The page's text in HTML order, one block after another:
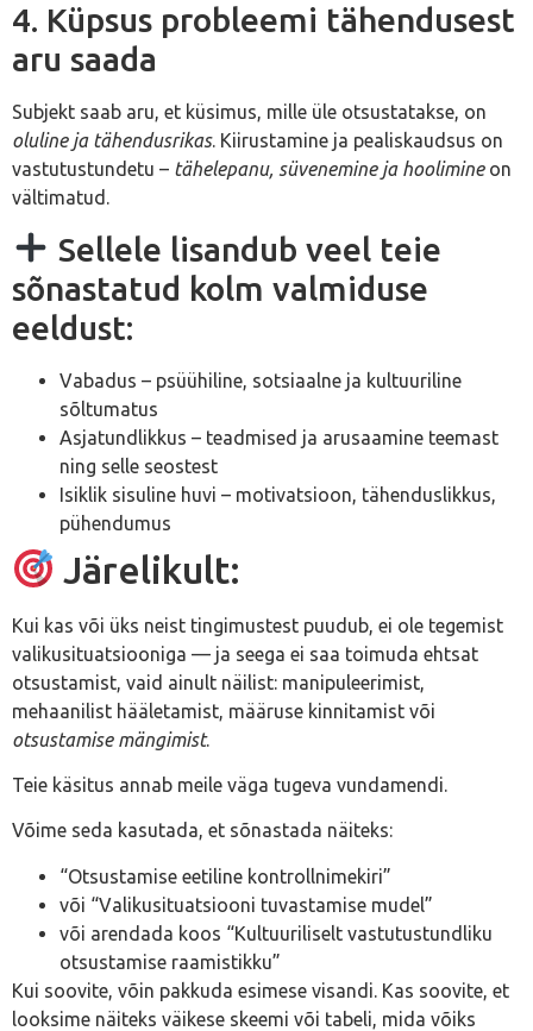
4. Küpsus probleemi tähendusest
aru saada
Subjekt saab aru, et küsimus, mille üle otsustatakse, on
oluline ja tähendusrikas. Kiirustamine ja pealiskaudsus on
vastutustundetu – tähelepanu, süvenemine ja hoolimineon
vältimatud.
Sellele lisandub veel teie
sõnastatud kolm valmiduse
eeldust:
Vabadus – psüühiline, sotsiaalne ja kultuuriline
sõltumatus
Asjatundlikkus – teadmised ja arusaamine teemast
ning selle seostest
Isiklik sisuline huvi – motivatsioon, tähenduslikkus,
pühendumus
Järelikult:
Kui kas või üks neist tingimustest puudub, ei ole tegemist
valikusituatsiooniga — ja seega ei saa toimuda ehtsat
otsustamist, vaid ainult näilist: manipuleerimist,
mehaanilist hääletamist, määruse kinnitamist või
otsustamise mängimist.
Teie käsitus annab meile väga tugeva vundamendi.
Võime seda kasutada, et sõnastada näiteks:
“Otsustamise eetiline kontrollnimekiri”
või “Valikusituatsiooni tuvastamise mudel”
või arendada koos “Kultuuriliselt vastutustundliku
otsustamise raamistikku”
Kui soovite, võin pakkuda esimese visandi. Kas soovite, et
looksime näiteks väikese skeemi või tabeli, mida võiks